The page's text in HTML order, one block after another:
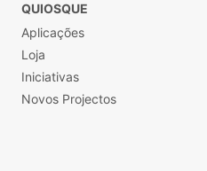
QUIOSQUE
Aplicações
Loja
Iniciativas
Novos Projectos